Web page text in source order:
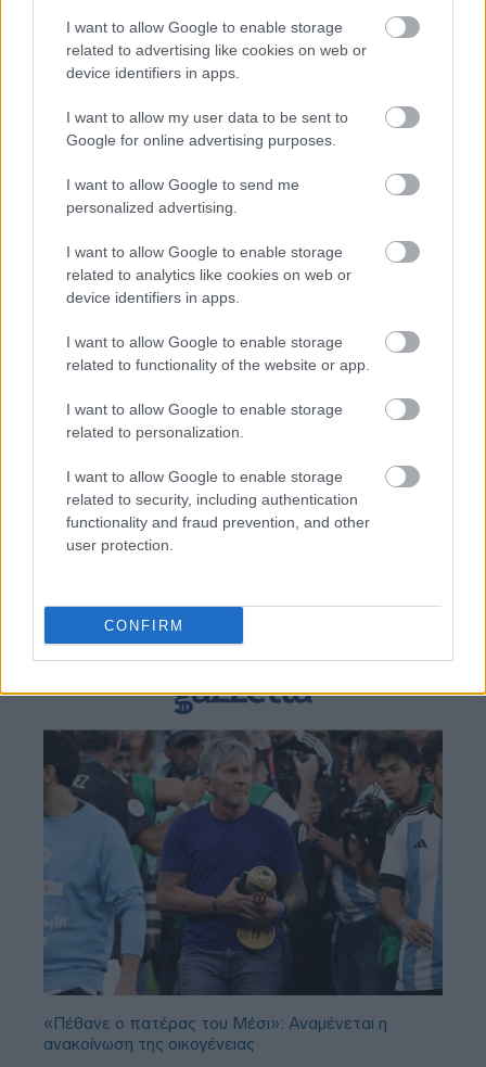
I want to allow Google to enable storage
related to advertising like cookies on web or
device identifiers in apps.
I want to allow my user data to be sent to
Google for online advertising purposes.
I want to allow Google to send me
personalized advertising.
I want to allow Google to enable storage
related to analytics like cookies on web or
device identifiers in apps.
I want to allow Google to enable storage
related to functionality of the website or app.
I want to allow Google to enable storage
related to personalization.
I want to allow Google to enable storage
related to security, including authentication
functionality and fraud prevention, and other
user protection.
CONFIRM
Διαβάζονται αυτή τη στιγμή
Τράπεζες: Στα 55,5 εκατ. ευρώ ο λογαριασμός
από τα δάνεια του ν. Κατσέλη
Νέο Χωροταξικό Τουρισμού: Οι νέες «κόκκινες
γραμμές» για το περιβάλλον και τι αλλάζει σε
Τα ανοιχτά μέτωπα για την ενίσχυση της
ελληνικής βιομηχανίας
Cloudflare: Η TikTok ξεπέρασε την Google σε
επισκεψιμότητα - Σταθερά στην 1η θέση από
TAGS: TikTok Κίνα ByteDance
«Πέθανε ο πατέρας του Μέσι»: Αναμένεται η
ανακοίνωση της οικογένειας